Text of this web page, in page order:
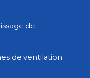
de
de ventilation